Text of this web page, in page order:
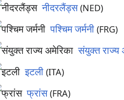
नीदरलैंड्स (NED)
पश्चिम जर्मनी (FRG)
संयुक्त राज्य
इटली (ITA)
फ्रांस (FRA)